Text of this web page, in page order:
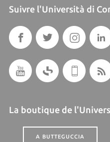
Suivre l'Università di
La boutique de
A BUTTEGUCCIA